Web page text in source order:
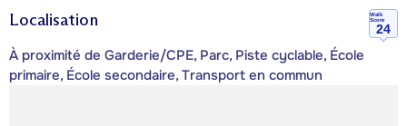
Localisation
Walk
Score
24
À proximité de Garderie/CPE, Parc, Piste cyclable, École
primaire, École secondaire, Transport en commun